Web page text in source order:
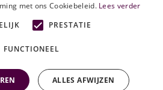
trainingen?
met ons Cookiebeleid. Lees verder
PRESTATIE
FUNCTIONEEL
ALLES AFWIJZEN